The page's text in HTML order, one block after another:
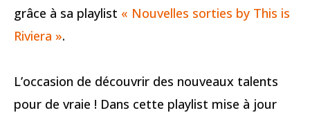
grâce à sa playlist « Nouvelles sorties by This is
Riviera ».
L’occasion de découvrir des nouveaux talents
pour de vraie ! Dans cette playlist mise à jour